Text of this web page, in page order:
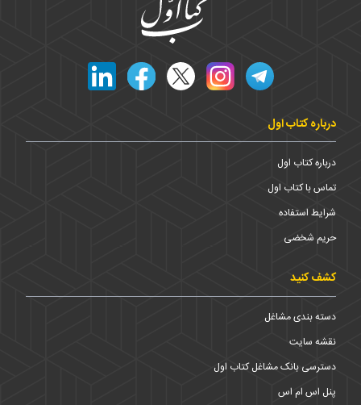
درباره کتاب اول
درباره کتاب اول
تماس با کتاب اول
شرایط استفاده
حریم شخضی
کشف کنید
دسته بندی مشاغل
نقشه سایت
دسترسی بانک مشاغل کتاب اول
پنل اس ام اس